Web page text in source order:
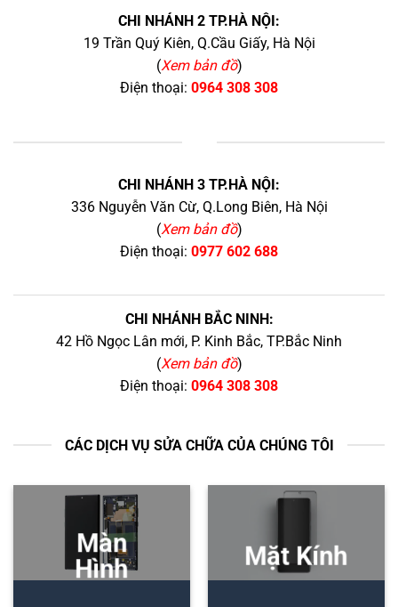
CHI NHÁNH 2 TP.HÀ NỘI:
19 Trần Quý Kiên, Q.Cầu Giấy, Hà Nội
(Xem bản đồ)
Điện thoại: 0964 308 308
CHI NHÁNH 3 TP.HÀ NỘI:
336 Nguyễn Văn Cừ, Q.Long Biên, Hà Nội
(Xem bản đồ)
Điện thoại: 0977 602 688
CHI NHÁNH BẮC NINH:
42 Hồ Ngọc Lân mới, P. Kinh Bắc, TP.Bắc Ninh
(Xem bản đồ)
Điện thoại: 0964 308 308
CÁC DỊCH VỤ SỬA CHỮA CỦA CHÚNG TÔI
Màn
Hình
Mặt Kính